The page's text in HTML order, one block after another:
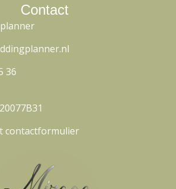
Contact
36
contactformulier